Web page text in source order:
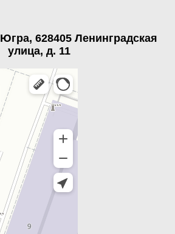
628405 Ленинградская
улица, д. 11